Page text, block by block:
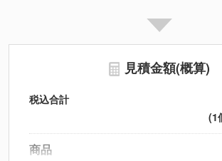
見積金額(概算)
税込合計
(1
商品